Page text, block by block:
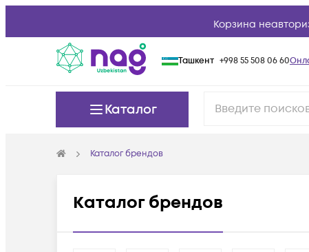
Корзина
Ташкент +998 55 508 06 60
Каталог
Каталог брендов
Каталог брендов